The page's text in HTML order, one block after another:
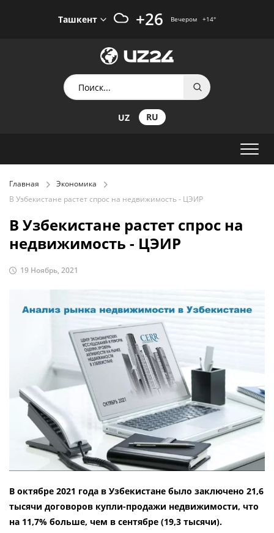
Ташкент +26 Вечером +14°
UZ RU
Главная
Экономика
В Узбекистане растет спрос на недвижимость - ЦЭИР
В Узбекистане растет спрос на
недвижимость - ЦЭИР
19 Ноябрь, 2021
В октябре 2021 года в Узбекистане было заключено 21,6
тысячи договоров купли-продажи недвижимости, что
на 11,7% больше, чем в сентябре (19,3 тысячи).